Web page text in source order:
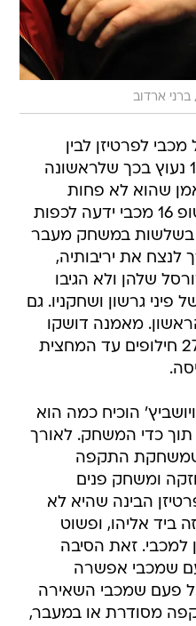
ברני ארדוב
לפרטיזן לבין
ניצחונותיה הגדולים בטופ 16 נעוץ בכך שלראשונה
שהוא לא פחות
מתוחכם מהמאמן שלה. בטופ 16 מכבי ידעה לכפות
בשלשות במשחק מעבר
לנצח את יריבותיה,
שלהן ולא הגיבו
פיני גרשון ושחקניו. גם
מאמנה דושקו
וויושביץ' ערך לא פחות מ-27 חילופים עד המחצית
הוכיח כמה הוא
תוך כדי המשחק. לאורך
שמשחקת התקפה
ומשחק פנים
הבינה שהיא לא
ביד אליהו, ופשוט
למכבי. זאת הסיבה
שמכבי אפשרה
פעם שמכבי השאירה
מסודרת או במעבר,